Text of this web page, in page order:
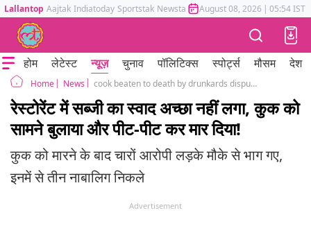
Lallantop Aajtak Indiatoday Sportstak Newstak Mumbai Tak Astrotak
August 08, 2026 | 05:54 IST
होम लेटेस्ट न्यूज़ चुनाव पॉलिटिक्स स्पोर्ट्स मौसम देश
Home News cook beaten to death by drunkards dispute over food jaisalmer rajasthan accused arrested
रेस्टोरेंट में सब्जी का स्वाद अच्छा नहीं लगा, कुक को
सामने बुलाया और पीट-पीट कर मार दिया!
कुक को मारने के बाद चारों आरोपी लड़के मौके से भाग गए,
इनमें से तीन नाबालिग निकले
Advertisement